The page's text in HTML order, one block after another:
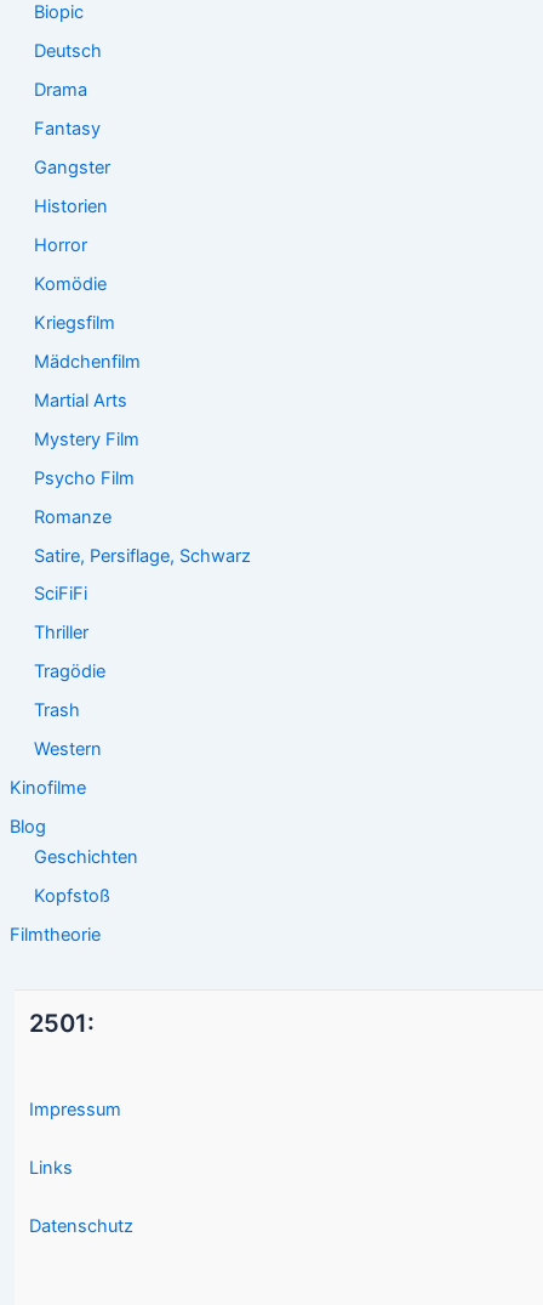
Biopic
Deutsch
Drama
Fantasy
Gangster
Historien
Horror
Komödie
Kriegsfilm
Mädchenfilm
Martial Arts
Mystery Film
Psycho Film
Romanze
Satire, Persiflage, Schwarz
SciFiFi
Thriller
Tragödie
Trash
Western
Kinofilme
Blog
Geschichten
Kopfstoß
Filmtheorie
2501:
Impressum
Links
Datenschutz